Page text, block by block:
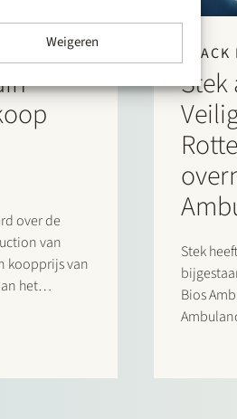
Weigeren
over de
van
koopprijs van
het
Stek
Stek
Bios
Steks